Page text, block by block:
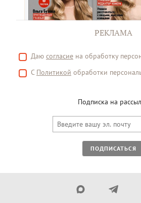
РЕКЛАМА
Даю согласие на обработку
С Политикой обработки
Подписка на
ПОДПИСАТЬСЯ